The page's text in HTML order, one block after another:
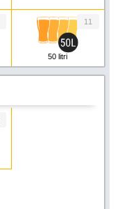
50 litri
11